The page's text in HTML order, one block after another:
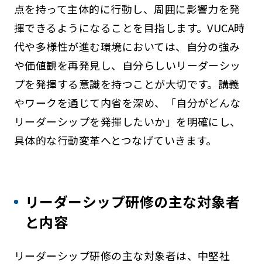
点を持って主体的に行動し、周囲に影響力を発
揮できるようになることを目指します。VUCA時
代や多様性が進む環境においては、自分の強み
や価値観を再発見し、自分らしいリーダーシッ
プを発揮する意識を持つことが大切です。講義
やワークを通じて内省を深め、「自分がどんな
リーダーシップを発揮したいか」を明確にし、
具体的な行動変革へとつなげていきます。
リーダーシップ研修の主な対象者
と内容
リーダーシップ研修の主な対象者は、中堅社